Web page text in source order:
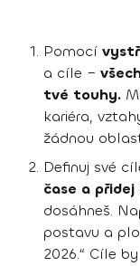
Pomocí
a cíle –
tvé touhy.
kariéra,
žádnou
Definuj své
čase a
dosáhneš.
postavu a
2026.“ Cíle